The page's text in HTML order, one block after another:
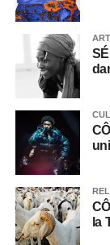
ART
la